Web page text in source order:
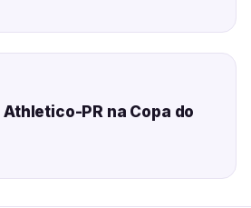
PR na Copa do